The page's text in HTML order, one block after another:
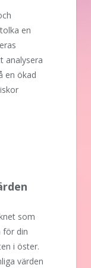
en
analysera
en ökad
som
för din
i öster.
värden